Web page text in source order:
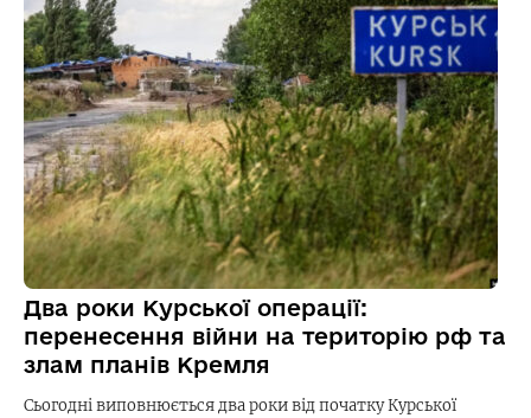
Два роки Курської операції:
перенесення війни на територію рф та
злам планів Кремля
Сьогодні виповнюється два роки від початку Курської